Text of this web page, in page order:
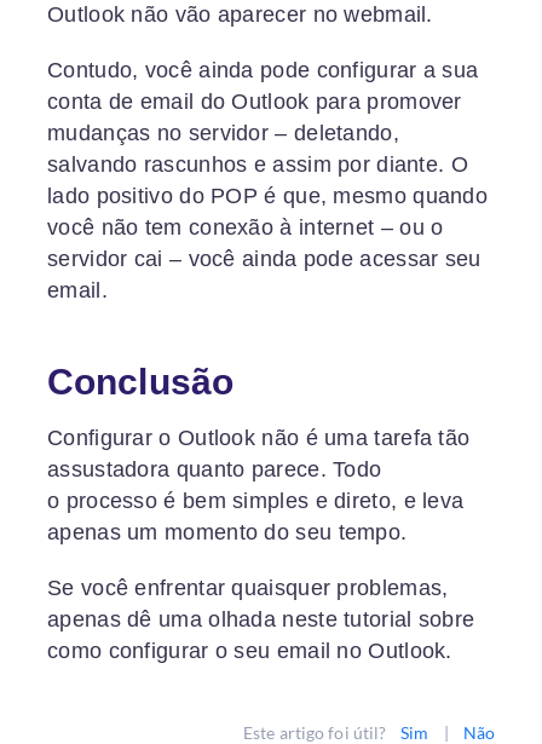
Outlook não vão aparecer no webmail.
Contudo, você ainda pode configurar a sua
conta de email do Outlook para promover
mudanças no servidor – deletando,
salvando rascunhos e assim por diante. O
lado positivo do POP é que, mesmo quando
você não tem conexão à internet – ou o
servidor cai – você ainda pode acessar seu
email.
Conclusão
Configurar o Outlook não é uma tarefa tão
assustadora quanto parece. Todo
o processo é bem simples e direto, e leva
apenas um momento do seu tempo.
Se você enfrentar quaisquer problemas,
apenas dê uma olhada neste tutorial sobre
como configurar o seu email no Outlook.
Este artigo foi útil? Sim | Não